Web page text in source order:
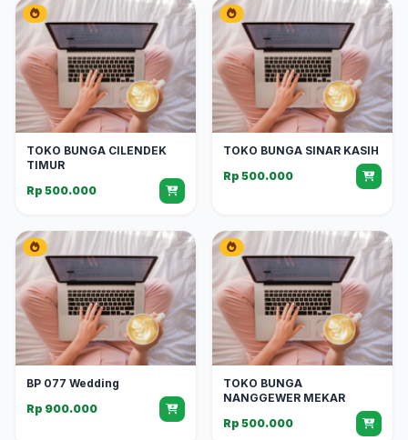
TOKO BUNGA CILENDEK
TIMUR
Rp 500.000
TOKO BUNGA SINAR KASIH
Rp 500.000
BP 077 Wedding
Rp 900.000
TOKO BUNGA
NANGGEWER MEKAR
Rp 500.000